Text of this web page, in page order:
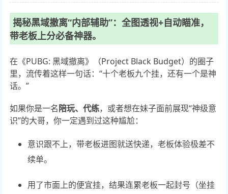
揭秘黑域撤离“内部辅助”：全图透视+自动瞄准，
带老板上分必备神器。
在《PUBG: 黑域撤离》（Project Black Budget）的圈子
里，流传着这样一句话：“十个老板九个挂，还有一个是神
话。”
如果你是一名陪玩、代练，或者想在妹子面前展现“神级意
识”的大哥，你一定遇到过这种尴尬：
意识跟不上，带老板进图就送快递，老板体验极差不
续单。
用了市面上的便宜挂，结果连累老板一起封号（坐挂